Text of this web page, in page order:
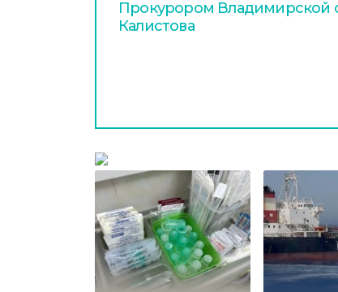
Прокурором Владимирской
Калистова